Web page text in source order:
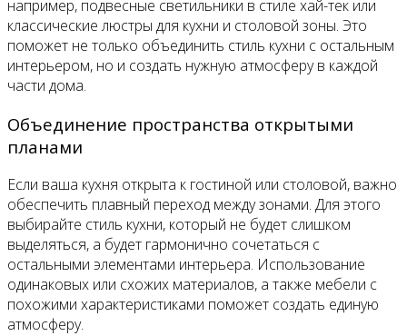
например, подвесные светильники в стиле хай-тек или
классические люстры для кухни и столовой зоны. Это
поможет не только объединить стиль кухни с остальным
интерьером, но и создать нужную атмосферу в каждой
части дома.
Объединение пространства открытыми
планами
Если ваша кухня открыта к гостиной или столовой, важно
обеспечить плавный переход между зонами. Для этого
выбирайте стиль кухни, который не будет слишком
выделяться, а будет гармонично сочетаться с
остальными элементами интерьера. Использование
одинаковых или схожих материалов, а также мебели с
похожими характеристиками поможет создать единую
атмосферу.